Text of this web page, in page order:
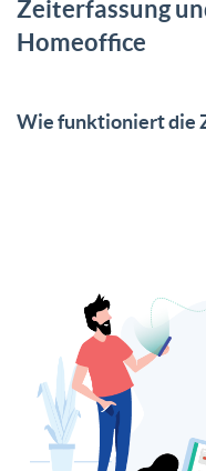
Zeiterfassung
Homeoffice
Wie funktioniert die